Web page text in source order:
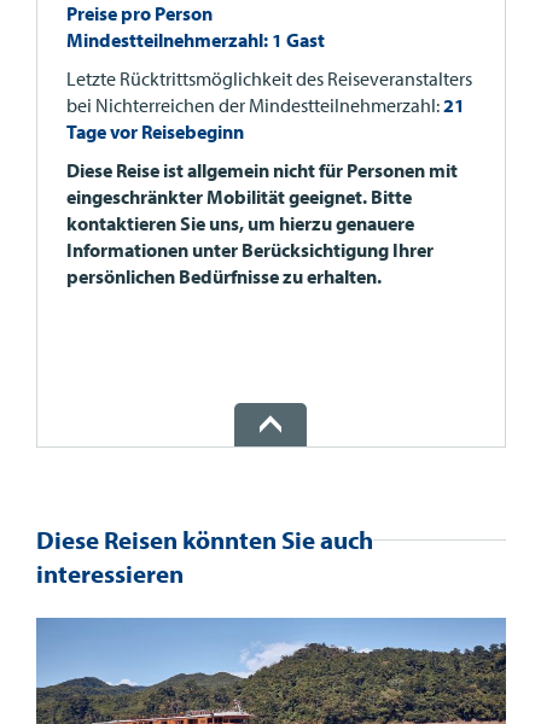
Preise pro Person
Mindestteilnehmerzahl: 1 Gast
Letzte Rücktrittsmöglichkeit des Reiseveranstalters
bei Nichterreichen der Mindestteilnehmerzahl:21
Tage vor Reisebeginn
Diese Reise ist allgemein nicht für Personen mit
eingeschränkter Mobilität geeignet. Bitte
kontaktieren Sie uns, um hierzu genauere
Informationen unter Berücksichtigung Ihrer
persönlichen Bedürfnisse zu erhalten.
Diese Reisen könnten Sie auch
interessieren